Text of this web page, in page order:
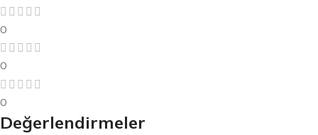
0
0
0
Değerlendirmeler